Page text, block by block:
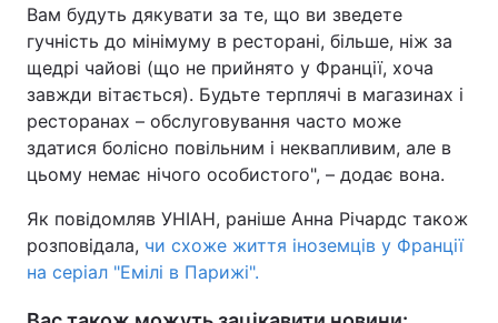
Вам будуть дякувати за те, що ви зведете
гучність до мінімуму в ресторані, більше, ніж за
щедрі чайові (що не прийнято у Франції, хоча
завжди вітається). Будьте терплячі в магазинах і
ресторанах – обслуговування часто може
здатися болісно повільним і неквапливим, але в
цьому немає нічого особистого", – додає вона.
Як повідомляв УНІАН, раніше Анна Річардс також
розповідала, чи схоже життя іноземців у Франції
на серіал "Емілі в Парижі".